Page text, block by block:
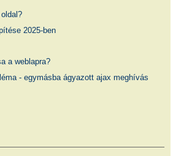
2025-ben
a weblapra?
- egymásba ágyazott ajax meghívás